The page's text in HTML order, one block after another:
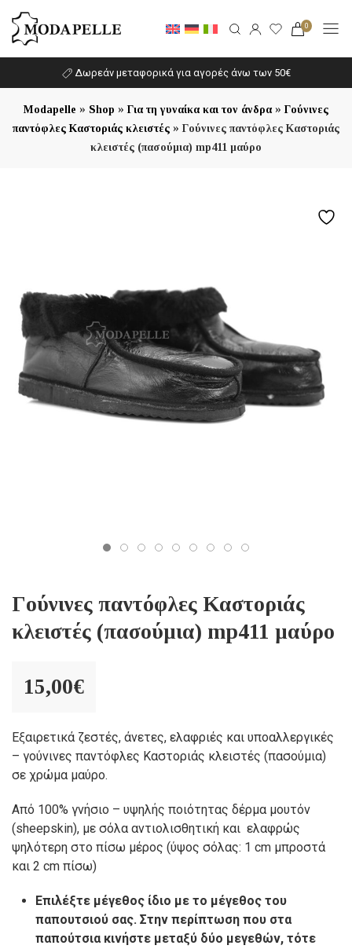
0
Δωρεάν μεταφορικά για αγορές άνω των 50€
Modapelle » Shop » Για τη γυναίκα και τον άνδρα » Γούνινες
παντόφλες Καστοριάς κλειστές » Γούνινες παντόφλες Καστοριάς
κλειστές (πασούμια) mp411 μαύρο
Γούνινες παντόφλες Καστοριάς
κλειστές (πασούμια) mp411 μαύρο
15,00€
Εξαιρετικά ζεστές, άνετες, ελαφριές και υποαλλεργικές
– γούνινες παντόφλες Καστοριάς κλειστές (πασούμια)
σε χρώμα μαύρο.
Από 100% γνήσιο – υψηλής ποιότητας δέρμα μουτόν
(sheepskin), με σόλα αντιολισθητική και ελαφρώς
ψηλότερη στο πίσω μέρος (ύψος σόλας: 1 cm μπροστά
και 2 cm πίσω)
Επιλέξτε μέγεθος ίδιο με το μέγεθος του
παπουτσιού σας. Στην περίπτωση που στα
παπούτσια κινήστε μεταξύ δύο μεγεθών, τότε